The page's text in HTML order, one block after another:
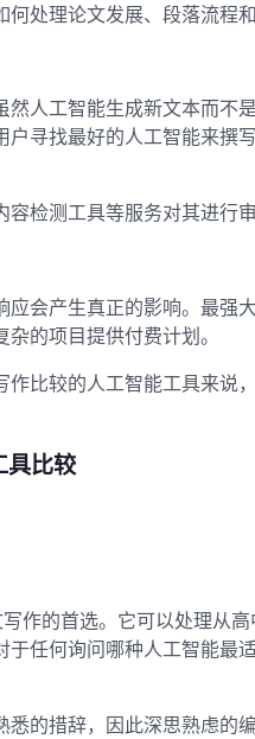
何处理论文发展、段落流程
人工智能生成新文本而不
寻找最好的人工智能来撰
检测工具等服务对其进行
会产生真正的影响。最强
的项目提供付费计划。
比较的人工智能工具来说
具比较
作的首选。它可以处理从
任何询问哪种人工智能最
的措辞，因此深思熟虑的